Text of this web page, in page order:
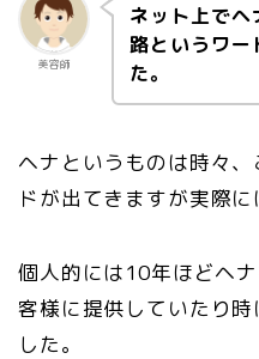
美容師
ネット上で
路というワー
た。
ヘナというものは時々
ドが出てきますが実際
個人的には10年ほどヘ
客様に提供していたり
した。